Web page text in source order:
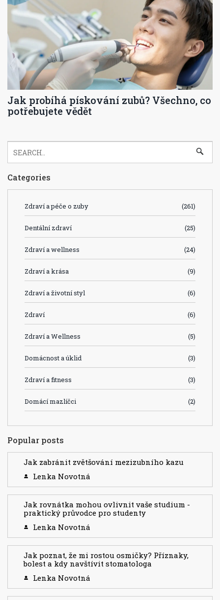
Jak probíhá pískování zubů? Všechno, co
potřebujete vědět
Categories
Zdraví a péče o zuby (261)
Dentální zdraví (25)
Zdraví a wellness (24)
Zdraví a krása (9)
Zdraví a životní styl (6)
Zdraví (6)
Zdraví a Wellness (5)
Domácnost a úklid (3)
Zdraví a fitness (3)
Domácí mazlíčci (2)
Popular posts
Jak zabránit zvětšování mezizubního kazu
Lenka Novotná
Jak rovnátka mohou ovlivnit vaše studium -
praktický průvodce pro studenty
Lenka Novotná
Jak poznat, že mi rostou osmičky? Příznaky,
bolest a kdy navštívit stomatologa
Lenka Novotná